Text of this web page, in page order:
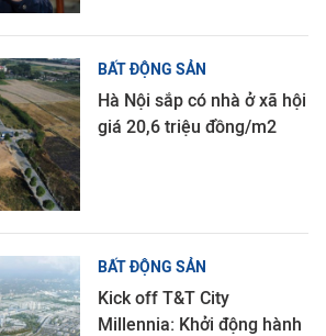
BẤT ĐỘNG SẢN
Hà Nội sắp có nhà ở xã hội
giá 20,6 triệu đồng/m2
BẤT ĐỘNG SẢN
Kick off T&T City
Millennia: Khởi động hành